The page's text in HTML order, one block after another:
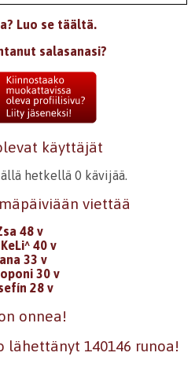
Luo se täältä.
salasanasi?
käyttäjät
hetkellä 0 kävijää.
viettää
48 v
40 v
33 v
30 v
28 v
onnea!
lähettänyt 140146 runoa!